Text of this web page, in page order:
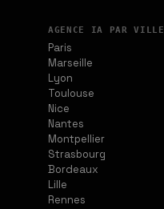
AGENCE IA PAR VILLE
Paris
Marseille
Lyon
Toulouse
Nice
Nantes
Montpellier
Strasbourg
Bordeaux
Lille
Rennes